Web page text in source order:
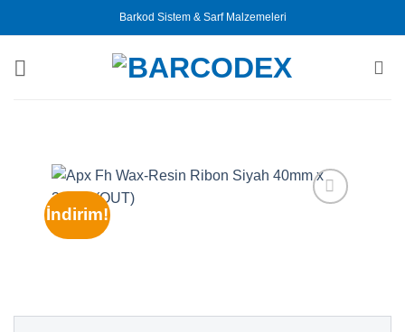
atla
Barkod Sistem & Sarf Malzemeleri
İndirim!